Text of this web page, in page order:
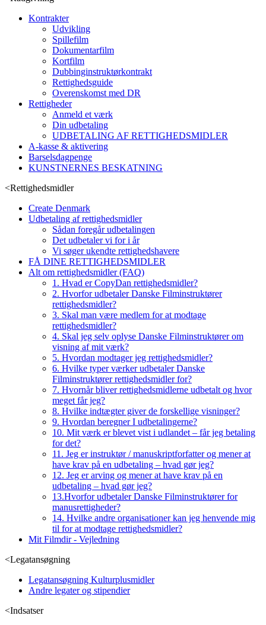
Kontrakter
Udvikling
Spillefilm
Dokumentarfilm
Kortfilm
Dubbinginstruktørkontrakt
Rettighedsguide
Overenskomst med DR
Rettigheder
Anmeld et værk
Din udbetaling
UDBETALING AF RETTIGHEDSMIDLER
A-kasse & aktivering
Barselsdagpenge
KUNSTNERNES BESKATNING
<Rettighedsmidler
Create Denmark
Udbetaling af rettighedsmidler
Sådan foregår udbetalingen
Det udbetaler vi for i år
Vi søger ukendte rettighedshavere
FÅ DINE RETTIGHEDSMIDLER
Alt om rettighedsmidler (FAQ)
1. Hvad er CopyDan rettighedsmidler?
2. Hvorfor udbetaler Danske Filminstruktører
rettighedsmidler?
3. Skal man være medlem for at modtage
rettighedsmidler?
4. Skal jeg selv oplyse Danske Filminstruktører om
visning af mit værk?
5. Hvordan modtager jeg rettighedsmidler?
6. Hvilke typer værker udbetaler Danske
Filminstruktører rettighedsmidler for?
7. Hvornår bliver rettighedsmidlerne udbetalt og hvor
meget får jeg?
8. Hvilke indtægter giver de forskellige visninger?
9. Hvordan beregner I udbetalingerne?
10. Mit værk er blevet vist i udlandet – får jeg betaling
for det?
11. Jeg er instruktør / manuskriptforfatter og mener at
have krav på en udbetaling – hvad gør jeg?
12. Jeg er arving og mener at have krav på en
udbetaling – hvad gør jeg?
13.Hvorfor udbetaler Danske Filminstruktører for
manusrettigheder?
14. Hvilke andre organisationer kan jeg henvende mig
til for at modtage rettighedsmidler?
Mit Filmdir - Vejledning
<Legatansøgning
Legatansøgning Kulturplusmidler
Andre legater og stipendier
<Indsatser